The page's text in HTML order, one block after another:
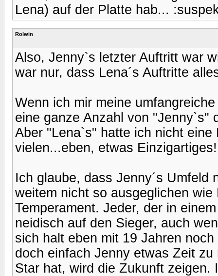
Lena) auf der Platte hab...
Rolwin
Also, Jenny`s letzter Auftritt war
war nur, dass Lena´s Auftritte
Wenn ich mir meine
eine ganze Anzahl von "Jenny`s"
Aber "Lena`s" hatte ich nicht
vielen...eben, etwas
Ich glaube, dass Jenny´s
weitem nicht so ausgeglichen
Temperament. Jeder, der in
neidisch auf den Sieger, auch
sich halt eben mit 19 Jahren
doch einfach Jenny etwas Zeit
Star hat, wird die Zukunft zeigen.